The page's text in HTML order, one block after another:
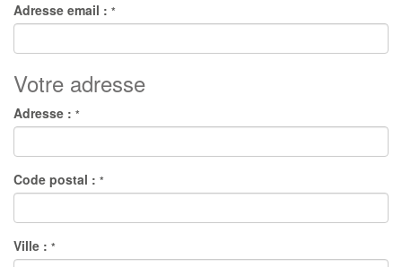
Adresse email : *
Votre adresse
Adresse : *
Code postal : *
Ville : *